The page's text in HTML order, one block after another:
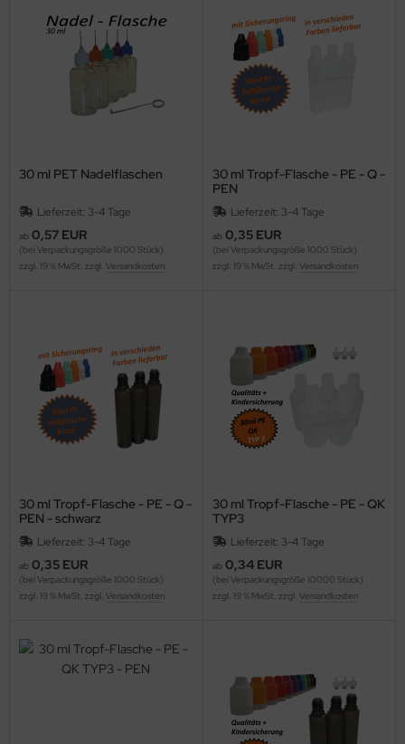
30 ml PET Nadelflaschen
Lieferzeit: 3-4 Tage
ab 0,57 EUR
(bei Verpackungsgröße 1000 Stück)
zzgl. 19 % MwSt. zzgl. Versandkosten
30 ml Tropf-Flasche - PE - Q -
PEN
Lieferzeit: 3-4 Tage
ab 0,35 EUR
(bei Verpackungsgröße 1000 Stück)
zzgl. 19 % MwSt. zzgl. Versandkosten
30 ml Tropf-Flasche - PE - Q -
PEN - schwarz
Lieferzeit: 3-4 Tage
ab 0,35 EUR
(bei Verpackungsgröße 1000 Stück)
zzgl. 19 % MwSt. zzgl. Versandkosten
30 ml Tropf-Flasche - PE - QK
TYP3
Lieferzeit: 3-4 Tage
ab 0,34 EUR
(bei Verpackungsgröße 10000 Stück)
zzgl. 19 % MwSt. zzgl. Versandkosten